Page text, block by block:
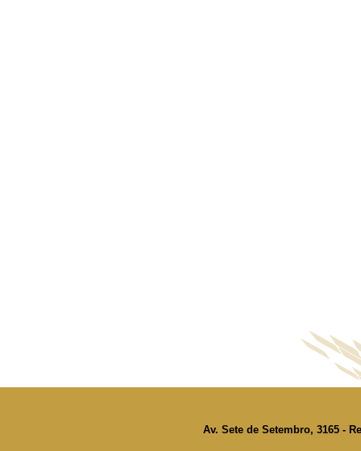
Av. Sete de Setembro, 3165 -